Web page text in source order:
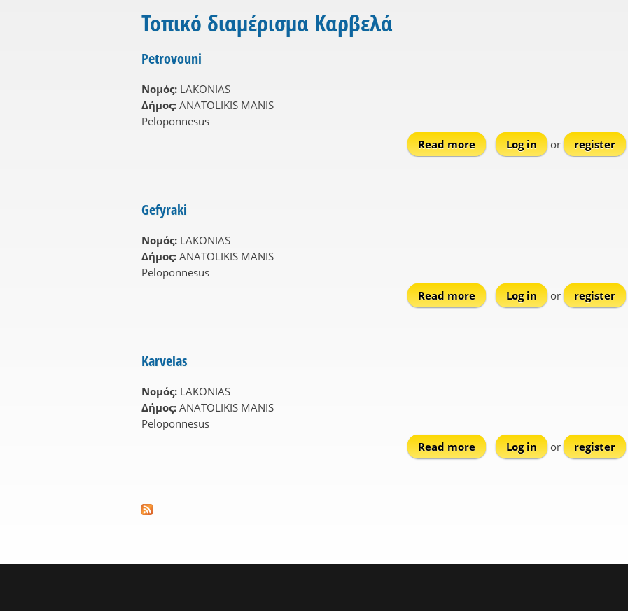
Τοπικό διαμέρισμα Καρβελά
Petrovouni
Νομός: LAKONIAS
Δήμος: ANATOLIKIS MANIS
Peloponnesus
Read moreabout Petrovouni
Log in or register
Gefyraki
Νομός: LAKONIAS
Δήμος: ANATOLIKIS MANIS
Peloponnesus
Read moreabout Gefyraki
Log in or register
Karvelas
Νομός: LAKONIAS
Δήμος: ANATOLIKIS MANIS
Peloponnesus
Read moreabout Karvelas
Log in or register